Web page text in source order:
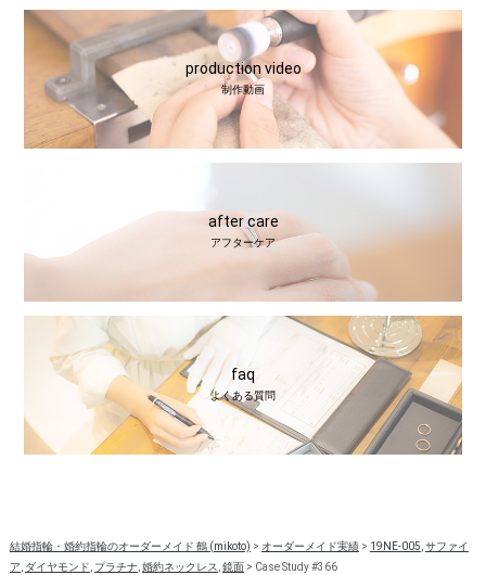
production video
制作動画
after care
アフターケア
faq
よくある質問
結婚指輪・婚約指輪のオーダーメイド 鶴 (mikoto) > オーダーメイド実績> 19NE-005,サファイ
ア, ダイヤモンド, プラチナ,婚約ネックレス,鏡面 > Case Study #366